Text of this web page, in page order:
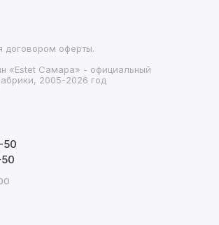
договором оферты.
«Estet Самара» - официальный
2005-2026 год
50